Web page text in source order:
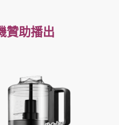
贊助播出